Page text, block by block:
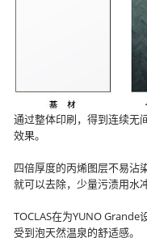
通过整体印刷，得到连续无
效果。
四倍厚度的丙烯图层不易沾
就可以去除，少量污渍用水
TOCLAS在为YUNO
受到泡天然温泉的舒适感。